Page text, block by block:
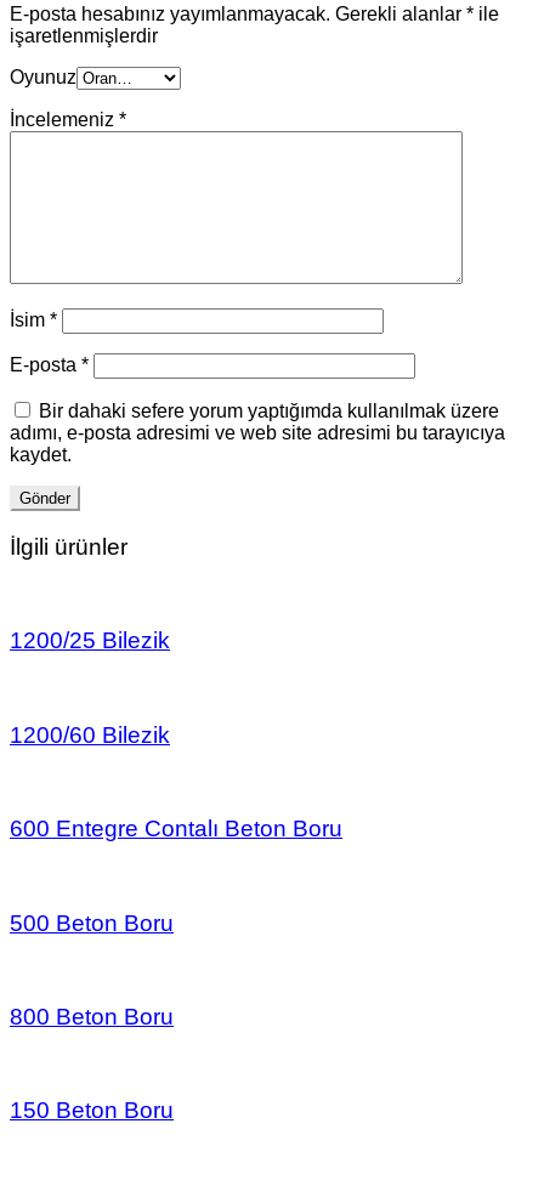
E-posta hesabınız yayımlanmayacak. Gerekli alanlar * ile
işaretlenmişlerdir
Oyunuz
İncelemeniz *
İsim *
E-posta *
Bir dahaki sefere yorum yaptığımda kullanılmak üzere
adımı, e-posta adresimi ve web site adresimi bu tarayıcıya
kaydet.
İlgili ürünler
1200/25 Bilezik
1200/60 Bilezik
600 Entegre Contalı Beton Boru
500 Beton Boru
800 Beton Boru
150 Beton Boru